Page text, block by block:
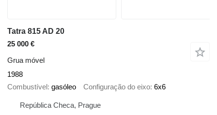
Tatra 815 AD 20
25 000 €
Grua móvel
1988
Combustível gasóleo Configuração do eixo 6x6
República Checa, Prague